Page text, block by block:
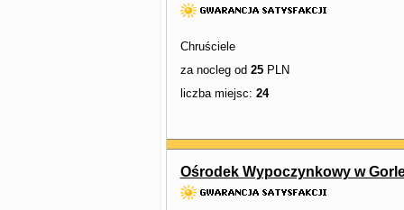
Chruściele
za nocleg od 25PLN
liczba miejsc: 24
Ośrodek Wypoczynkowy w